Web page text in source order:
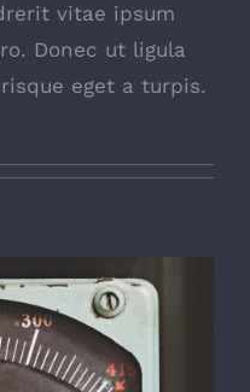
vitae ipsum
Donec ut ligula
eget a turpis.